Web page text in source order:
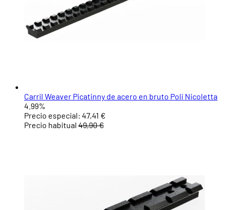
Carril Weaver Picatinny de acero en bruto Poli Nicoletta
4.99%
Precio especial: 47,41 €
Precio habitual 49,90 €